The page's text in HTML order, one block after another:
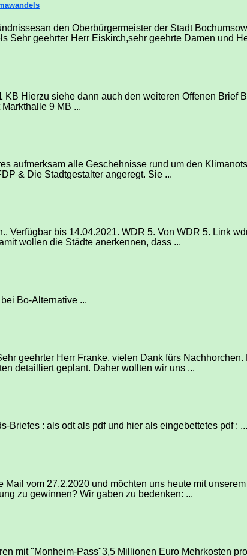
den Oberbürgermeister der Stadt
geehrter Herr Eiskirch,sehr geehrte Damen und
Hierzu siehe dann auch den weiteren Offenen Brief
9 MB ...
aufmerksam alle Geschehnisse rund um den
& Die Stadtgestalter angeregt. Sie ...
Verfügbar bis 14.04.2021. WDR 5. Von WDR 5. Link
wollen die Städte anerkennen, dass ...
Bo-Alternative ...
geehrter Herr Franke, vielen Dank fürs
detailliert geplant. Daher wollten wir uns ...
Briefes : als odt als pdf und hier als eingebettetes pdf : ...
vom 27.2.2020 und möchten uns heute mit
zu gewinnen? Wir gaben zu bedenken: ...
mit "Monheim-Pass"3,5 Millionen Euro Mehrkosten